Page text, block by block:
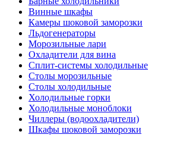
Винные шкафы
Камеры шоковой заморозки
Льдогенераторы
Морозильные лари
Охладители для вина
Сплит-системы холодильные
Столы морозильные
Столы холодильные
Холодильные горки
Холодильные моноблоки
Чиллеры (водоохладители)
Шкафы шоковой заморозки